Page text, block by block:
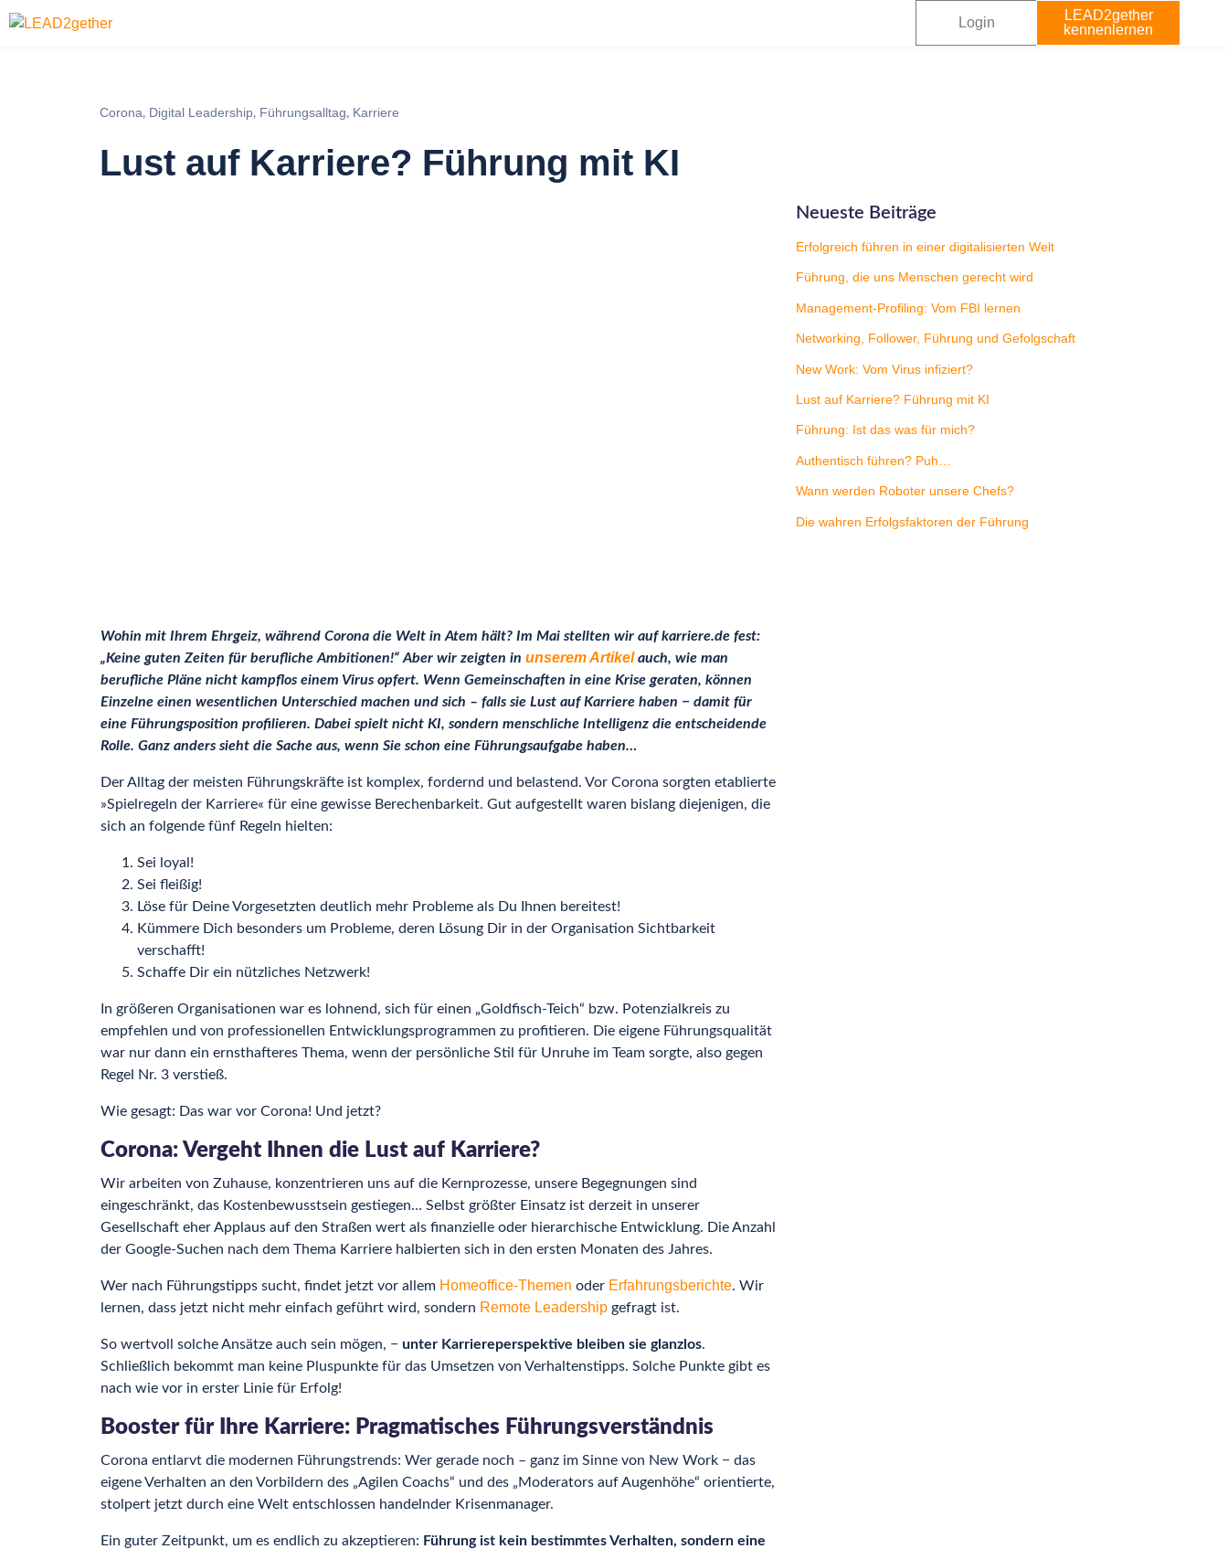
Login
LEAD2gether
kennenlernen
Corona, Digital Leadership, Führungsalltag, Karriere
Lust auf Karriere? Führung mit KI
Wohin mit Ihrem Ehrgeiz, während Corona die Welt in Atem hält? Im Mai stellten wir auf karriere.de fest:
„Keine guten Zeiten für berufliche Ambitionen!“ Aber wir zeigten in unserem Artikelauch, wie man
berufliche Pläne nicht kampflos einem Virus opfert. Wenn Gemeinschaften in eine Krise geraten, können
Einzelne einen wesentlichen Unterschied machen und sich – falls sie Lust auf Karriere haben − damit für
eine Führungsposition profilieren. Dabei spielt nicht KI, sondern menschliche Intelligenz die entscheidende
Rolle. Ganz anders sieht die Sache aus, wenn Sie schon eine Führungsaufgabe haben…
Der Alltag der meisten Führungskräfte ist komplex, fordernd und belastend. Vor Corona sorgten etablierte
»Spielregeln der Karriere« für eine gewisse Berechenbarkeit. Gut aufgestellt waren bislang diejenigen, die
sich an folgende fünf Regeln hielten:
Sei loyal!
Sei fleißig!
Löse für Deine Vorgesetzten deutlich mehr Probleme als Du Ihnen bereitest!
Kümmere Dich besonders um Probleme, deren Lösung Dir in der Organisation Sichtbarkeit
verschafft!
Schaffe Dir ein nützliches Netzwerk!
In größeren Organisationen war es lohnend, sich für einen „Goldfisch-Teich“ bzw. Potenzialkreis zu
empfehlen und von professionellen Entwicklungsprogrammen zu profitieren. Die eigene Führungsqualität
war nur dann ein ernsthafteres Thema, wenn der persönliche Stil für Unruhe im Team sorgte, also gegen
Regel Nr. 3 verstieß.
Wie gesagt: Das war vor Corona! Und jetzt?
Corona: Vergeht Ihnen die Lust auf Karriere?
Wir arbeiten von Zuhause, konzentrieren uns auf die Kernprozesse, unsere Begegnungen sind
eingeschränkt, das Kostenbewusstsein gestiegen… Selbst größter Einsatz ist derzeit in unserer
Gesellschaft eher Applaus auf den Straßen wert als finanzielle oder hierarchische Entwicklung. Die Anzahl
der Google-Suchen nach dem Thema Karriere halbierten sich in den ersten Monaten des Jahres.
Wer nach Führungstipps sucht, findet jetzt vor allem Homeoffice-Themen oder Erfahrungsberichte. Wir
lernen, dass jetzt nicht mehr einfach geführt wird, sondern Remote Leadership gefragt ist.
So wertvoll solche Ansätze auch sein mögen, − unter Karriereperspektive bleiben sie glanzlos.
Schließlich bekommt man keine Pluspunkte für das Umsetzen von Verhaltenstipps. Solche Punkte gibt es
nach wie vor in erster Linie für Erfolg!
Booster für Ihre Karriere: Pragmatisches Führungsverständnis
Corona entlarvt die modernen Führungstrends: Wer gerade noch – ganz im Sinne von New Work − das
eigene Verhalten an den Vorbildern des „Agilen Coachs“ und des „Moderators auf Augenhöhe“ orientierte,
stolpert jetzt durch eine Welt entschlossen handelnder Krisenmanager.
Ein guter Zeitpunkt, um es endlich zu akzeptieren: Führung ist kein bestimmtes Verhalten, sondern eine
Neueste Beiträge
Erfolgreich führen in einer digitalisierten Welt
Führung, die uns Menschen gerecht wird
Management-Profiling: Vom FBI lernen
Networking, Follower, Führung und Gefolgschaft
New Work: Vom Virus infiziert?
Lust auf Karriere? Führung mit KI
Führung: Ist das was für mich?
Authentisch führen? Puh…
Wann werden Roboter unsere Chefs?
Die wahren Erfolgsfaktoren der Führung